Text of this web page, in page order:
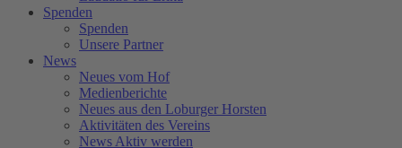
Spenden
Spenden
Unsere Partner
News
Neues vom Hof
Medienberichte
Neues aus den Loburger Horsten
Aktivitäten des Vereins
News Aktiv werden